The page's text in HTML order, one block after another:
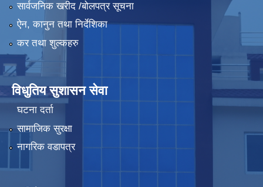
सार्वजनिक खरीद /बोलपत्र सूचना
ऐन, कानुन तथा निर्देशिका
कर तथा शुल्कहरु
विधुतिय सुशासन सेवा
घटना दर्ता
सामाजिक सुरक्षा
नागरिक वडापत्र